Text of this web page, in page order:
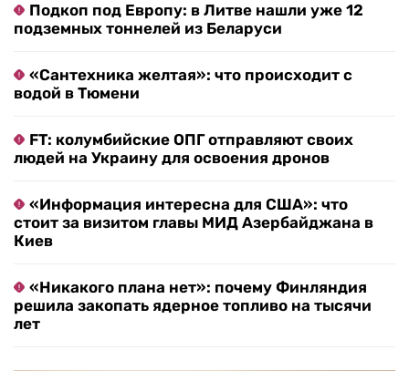
Подкоп под Европу: в Литве нашли уже 12
подземных тоннелей из Беларуси
«Сантехника желтая»: что происходит с
водой в Тюмени
FT: колумбийские ОПГ отправляют своих
людей на Украину для освоения дронов
«Информация интересна для США»: что
стоит за визитом главы МИД Азербайджана в
Киев
«Никакого плана нет»: почему Финляндия
решила закопать ядерное топливо на тысячи
лет